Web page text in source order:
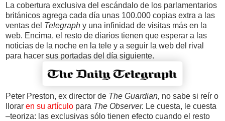
La cobertura exclusiva del escándalo de los parlamentarios
británicos agrega cada día unas 100.000 copias extra a las
ventas del Telegraph y una infinidad de visitas más en la
web. Encima, el resto de diarios tienen que esperar a las
noticias de la noche en la tele y a seguir la web del rival
para hacer sus portadas del día siguiente.
Peter Preston, ex director de The Guardian, no sabe si reír o
llorar en su artículo para The Observer. Le cuesta, le cuesta
–teoriza: las exclusivas sólo tienen efecto cuando el resto